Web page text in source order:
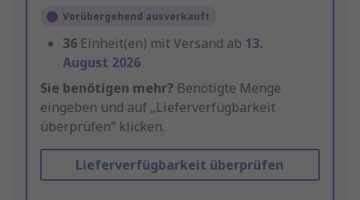
Vorübergehend ausverkauft
36 Einheit(en) mit Versand ab 13.
August 2026
Sie benötigen mehr? Benötigte Menge
eingeben und auf „Lieferverfügbarkeit
überprüfen“ klicken.
Lieferverfügbarkeit überprüfen